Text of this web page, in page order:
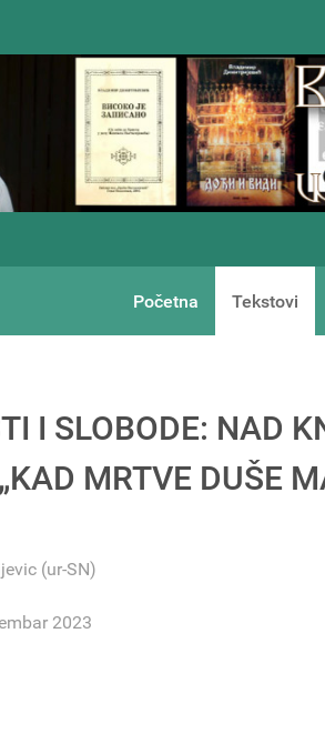
Početna Tekstovi
I SLOBODE: NAD
MRTVE DUŠE
(ur-SN)
2023